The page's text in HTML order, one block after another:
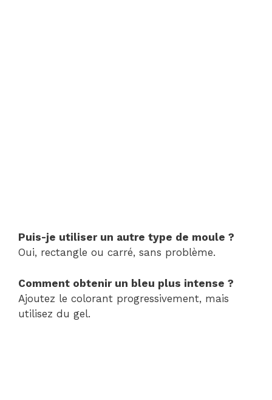
Puis-je utiliser un autre type de moule ?
Oui, rectangle ou carré, sans problème.
Comment obtenir un bleu plus intense ?
Ajoutez le colorant progressivement, mais
utilisez du gel.